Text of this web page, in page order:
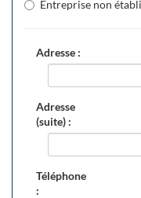
Entreprise non
Adresse :
Adresse
(suite) :
Téléphone
: